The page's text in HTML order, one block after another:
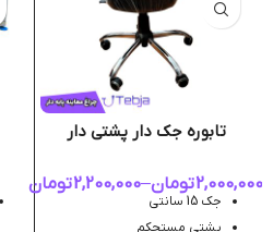
تابوره جک دار پشتی دار
2,000,000تومان–
2,200,000تومان
جک 15 سانتی
پشتی مستحکم